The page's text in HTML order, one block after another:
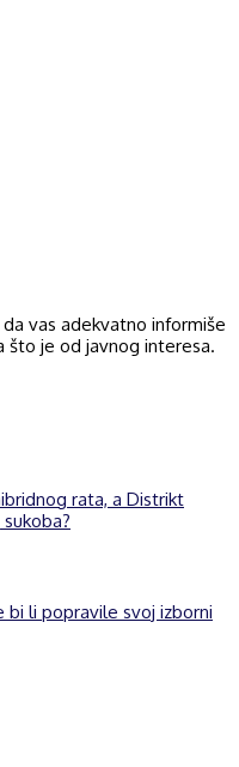
vas adekvatno informiše
što je od javnog interesa.
rata, a Distrikt
bi li popravile svoj izborni